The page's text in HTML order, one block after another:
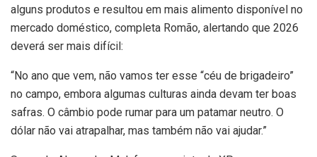
alguns produtos e resultou em mais alimento disponível no
mercado doméstico, completa Romão, alertando que 2026
deverá ser mais difícil:
“No ano que vem, não vamos ter esse “céu de brigadeiro”
no campo, embora algumas culturas ainda devam ter boas
safras. O câmbio pode rumar para um patamar neutro. O
dólar não vai atrapalhar, mas também não vai ajudar.”